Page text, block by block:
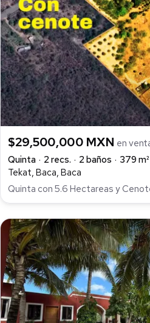
$29,500,000 MXN en
Quinta
2 recs. 2 baños
379 m²
Tekat, Baca, Baca
Quinta con 5.6 Hectareas y